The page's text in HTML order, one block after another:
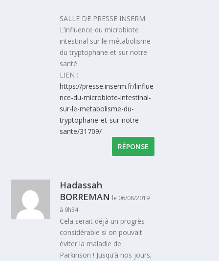
SALLE DE PRESSE INSERM
L’influence du microbiote
intestinal sur le métabolisme
du tryptophane et sur notre
santé
LIEN :
https://presse.inserm.fr/linflue
nce-du-microbiote-intestinal-
sur-le-metabolisme-du-
tryptophane-et-sur-notre-
sante/31709/
RÉPONSE
Hadassah
BORREMAN le 06/08/2019
à 9h34
Cela serait déjà un progrès
considérable si on pouvait
éviter la maladie de
Parkinson ! Jusqu’à nos jours,